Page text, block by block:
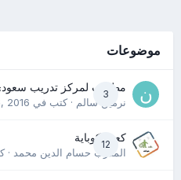
موضوعات
3
مطلوب لمركز تدريب
نرمين سالم· كتب في 2016
12
كعب كوباية
المدرب حسام الدين محمد·